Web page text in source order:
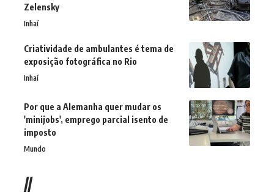
Zelensky
Inhaí
Criatividade de ambulantes é tema de
exposição fotográfica no Rio
Inhaí
Por que a Alemanha quer mudar os
'minijobs', emprego parcial isento de
imposto
Mundo
//